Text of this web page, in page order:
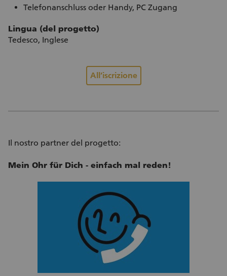
Telefonanschluss oder Handy, PC Zugang
Lingua (del progetto)
Tedesco, Inglese
All’iscrizione
Il nostro partner del progetto:
Mein Ohr für Dich - einfach mal reden!